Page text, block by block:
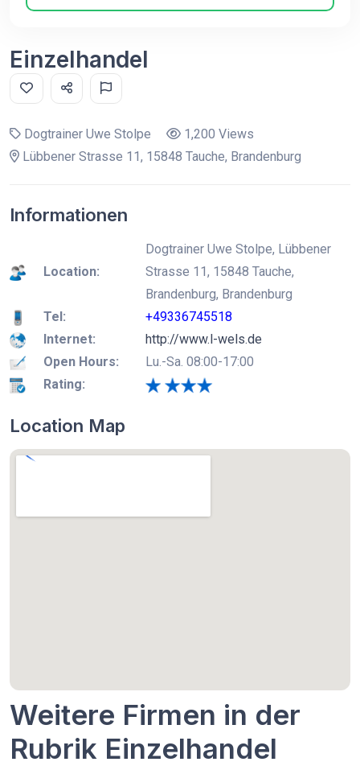
Einzelhandel
Dogtrainer Uwe Stolpe
1,200 Views
Lübbener Strasse 11, 15848 Tauche, Brandenburg
Informationen
Location:
Dogtrainer Uwe Stolpe, Lübbener
Strasse 11, 15848 Tauche,
Brandenburg, Brandenburg
Tel:
+49336745518
Internet:
http://www.l-wels.de
Open Hours:
Lu.-Sa. 08:00-17:00
Rating:
Location Map
Weitere Firmen in der
Rubrik Einzelhandel